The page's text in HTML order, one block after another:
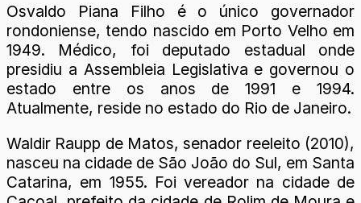
Osvaldo Piana Filho é o único governador
rondoniense, tendo nascido em Porto Velho em
1949. Médico, foi deputado estadual onde
presidiu a Assembleia Legislativa e governou o
estado entre os anos de 1991 e 1994.
Atualmente, reside no estado do Rio de Janeiro.
Waldir Raupp de Matos, senador reeleito (2010),
nasceu na cidade de São João do Sul, em Santa
Catarina, em 1955. Foi vereador na cidade de